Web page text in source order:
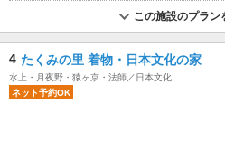
この施設のプラン
4 たくみの里 着物・日本文化の家
水上・月夜野・猿ヶ京・法師／日本文化
ネット予約OK